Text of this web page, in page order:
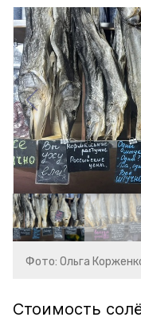
Фото: Ольга
Стоимость